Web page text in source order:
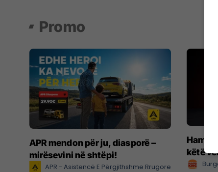
Promo
APR mendon për ju, diasporë –
mirësevini në shtëpi!
APR - Asistencë E Përgjithshme Rrugore
këtë